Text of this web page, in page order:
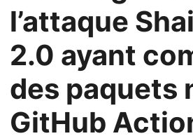
l’attaque
2.0 ayant
des paquets
GitHub